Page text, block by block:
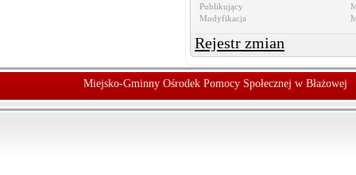
Publikujący
Modyfikacja
Rejestr zmian
Miejsko-Gminny Ośrodek Pomocy Społecznej w Błażowej